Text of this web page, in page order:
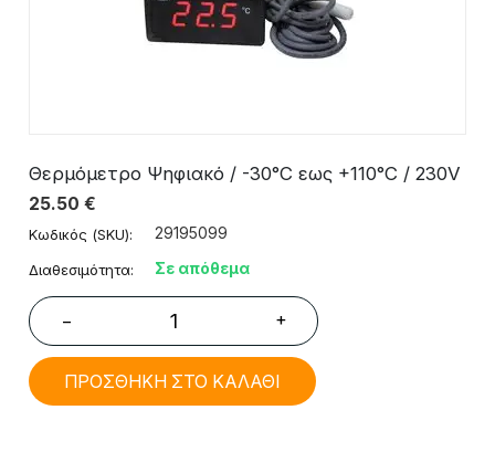
Θερμόμετρο Ψηφιακό / -30°C εως +110°C / 230V
25.50 €
Κωδικός (SKU): 29195099
Διαθεσιμότητα: Σε απόθεμα
− +
ΠΡΟΣΘΗΚΗ ΣΤΟ ΚΑΛΑΘΙ